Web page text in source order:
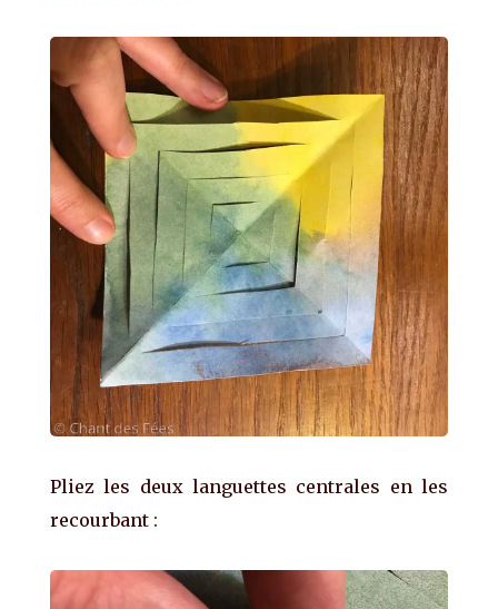
Pliez les deux languettes centrales en les
recourbant :